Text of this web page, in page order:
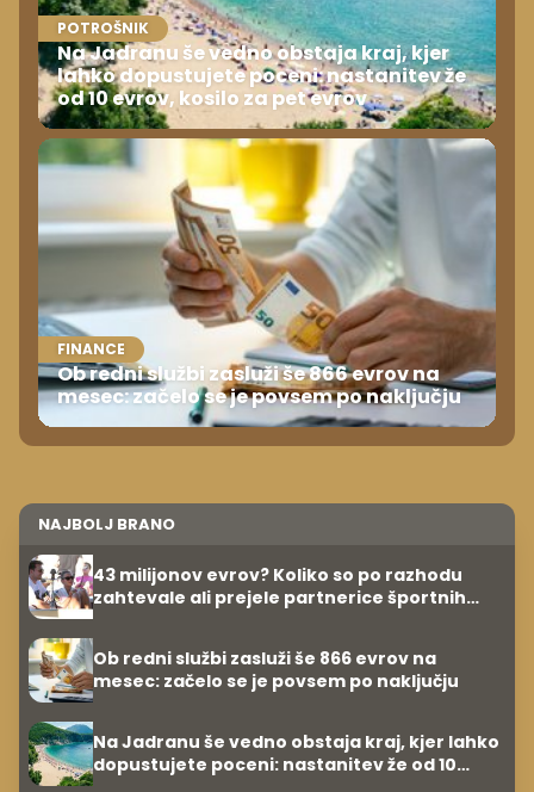
POTROŠNIK
Na Jadranu še vedno obstaja kraj, kjer
lahko dopustujete poceni: nastanitev že
od 10 evrov, kosilo za pet evrov
FINANCE
Ob redni službi zasluži še 866 evrov na
mesec: začelo se je povsem po naključju
NAJBOLJ BRANO
43 milijonov evrov? Koliko so po razhodu
zahtevale ali prejele partnerice športnih
Ob redni službi zasluži še 866 evrov na
mesec: začelo se je povsem po naključju
Na Jadranu še vedno obstaja kraj, kjer lahko
dopustujete poceni: nastanitev že od 10